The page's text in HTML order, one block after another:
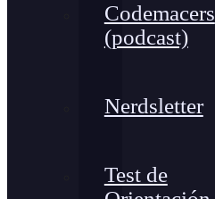
Codemacers
(podcast)
Nerdsletter
Test de